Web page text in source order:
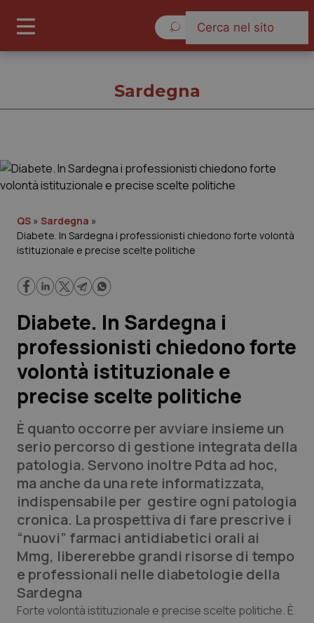
Governo e Parlamento
Regioni e Asl
Lavoro e Professioni
Scienza e Farmaci
Studi e Analisi
Lettere al direttore
Edizioni Regionali
QS Pro
Professionisti Sanitari.AI
Abruzzo
Basilicata
QS Pro Gold
Artrite & artrosi
QS Club Newsletter
Sardegna
QS » Sardegna »
Diabete. In Sardegna i professionisti chiedono forte volontà
istituzionale e precise scelte politiche
Diabete. In Sardegna i
professionisti chiedono forte
volontà istituzionale e
precise scelte politiche
È quanto occorre per avviare insieme un
serio percorso di gestione integrata della
patologia. Servono inoltre Pdta ad hoc,
ma anche da una rete informatizzata,
indispensabile per gestire ogni patologia
cronica. La prospettiva di fare prescrive i
“nuovi” farmaci antidiabetici orali ai
Mmg, libererebbe grandi risorse di tempo
e professionali nelle diabetologie della
Sardegna
Forte volontà istituzionale e precise scelte politiche. È